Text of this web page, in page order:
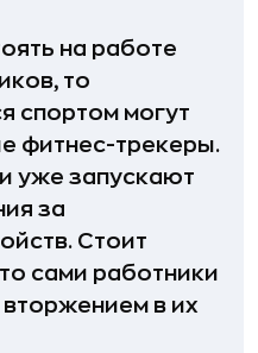
на работе
то
спортом могут
фитнес-трекеры.
уже запускают
за
Стоит
сами работники
в их